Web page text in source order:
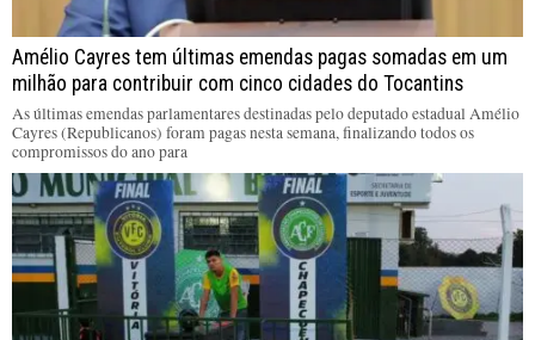
Amélio Cayres tem últimas emendas pagas somadas em um
milhão para contribuir com cinco cidades do Tocantins
As últimas emendas parlamentares destinadas pelo deputado estadual Amélio
Cayres (Republicanos) foram pagas nesta semana, finalizando todos os
compromissos do ano para